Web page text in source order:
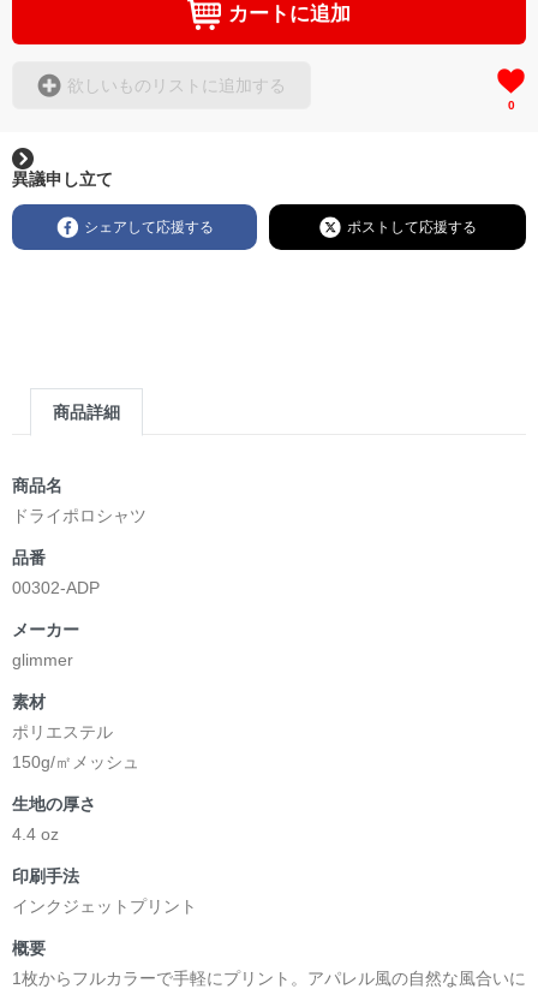
カートに追加
欲しいものリストに追加する
0
異議申し立て
シェアして応援する ポストして応援する
商品詳細
商品名
ドライポロシャツ
品番
00302-ADP
メーカー
glimmer
素材
ポリエステル
150g/㎡メッシュ
生地の厚さ
4.4 oz
印刷手法
インクジェットプリント
概要
1枚からフルカラーで手軽にプリント。アパレル風の自然な風合いに